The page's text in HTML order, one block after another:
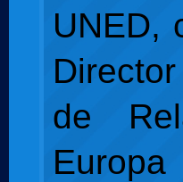
UNED,
de